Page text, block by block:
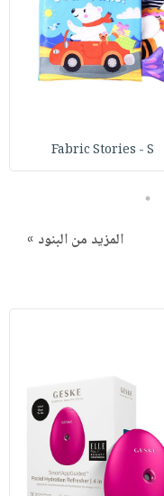
Fabric Stories - S
5
المزيد من البنود »